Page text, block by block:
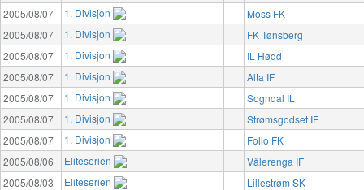
2005/08/07
1. Divisjon
Moss FK
2005/08/07
1. Divisjon
FK Tønsberg
2005/08/07
1. Divisjon
IL Hødd
2005/08/07
1. Divisjon
Alta IF
2005/08/07
1. Divisjon
Sogndal IL
2005/08/07
1. Divisjon
Strømsgodset IF
2005/08/07
1. Divisjon
Follo FK
2005/08/06
Eliteserien
Vålerenga IF
2005/08/03
Eliteserien
Lillestrøm SK